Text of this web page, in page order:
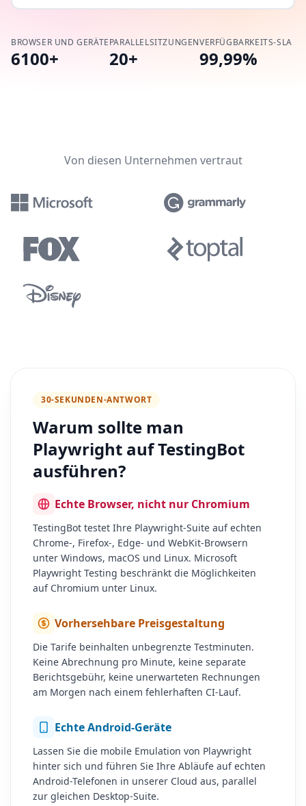
BROWSER UND GERÄTE
6100+
PARALLELSITZUNGEN
20+
VERFÜGBARKEITS-SLA
99,99%
Von diesen Unternehmen vertraut
30-SEKUNDEN-ANTWORT
Warum sollte man
Playwright auf TestingBot
ausführen?
Echte Browser, nicht nur Chromium
TestingBot testet Ihre Playwright-Suite auf echten
Chrome-, Firefox-, Edge- und WebKit-Browsern
unter Windows, macOS und Linux. Microsoft
Playwright Testing beschränkt die Möglichkeiten
auf Chromium unter Linux.
Vorhersehbare Preisgestaltung
Die Tarife beinhalten unbegrenzte Testminuten.
Keine Abrechnung pro Minute, keine separate
Berichtsgebühr, keine unerwarteten Rechnungen
am Morgen nach einem fehlerhaften CI-Lauf.
Echte Android-Geräte
Lassen Sie die mobile Emulation von Playwright
hinter sich und führen Sie Ihre Abläufe auf echten
Android-Telefonen in unserer Cloud aus, parallel
zur gleichen Desktop-Suite.